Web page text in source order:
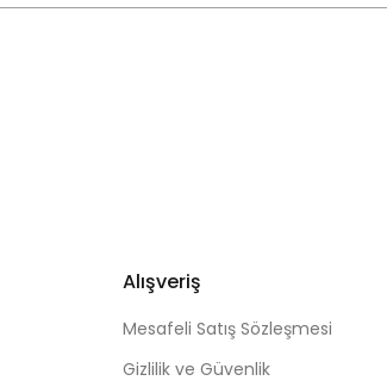
Alışveriş
Mesafeli Satış Sözleşmesi
Gizlilik ve Güvenlik